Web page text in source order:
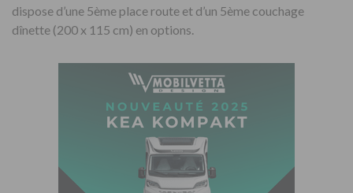
dispose d’une 5ème place route et d’un 5ème couchage
dînette (200 x 115 cm) en options.